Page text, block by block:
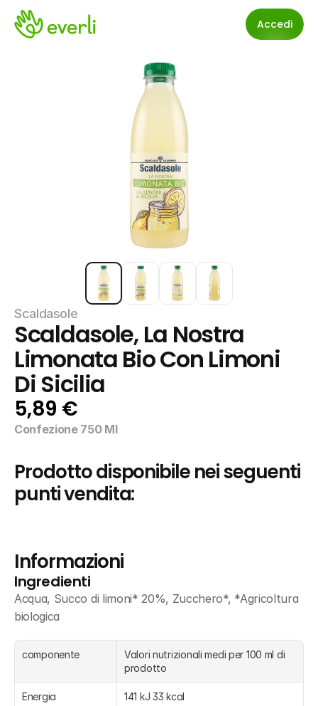
Accedi
Scaldasole
Scaldasole, La Nostra
Limonata Bio Con Limoni
Di Sicilia
5,89 €
Confezione 750 Ml
Prodotto disponibile nei seguenti
punti vendita:
Informazioni
Ingredienti
Acqua, Succo di limoni* 20%, Zucchero*, *Agricoltura
biologica
componente
Valori nutrizionali medi per 100 ml di
prodotto
Energia 141 kJ 33 kcal